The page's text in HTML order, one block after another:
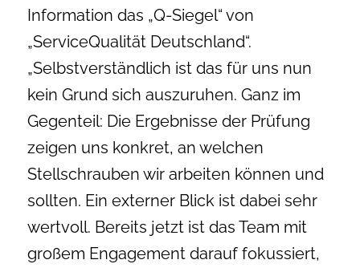
Information das „Q-Siegel“ von
„ServiceQualität Deutschland“.
„Selbstverständlich ist das für uns nun
kein Grund sich auszuruhen. Ganz im
Gegenteil: Die Ergebnisse der Prüfung
zeigen uns konkret, an welchen
Stellschrauben wir arbeiten können und
sollten. Ein externer Blick ist dabei sehr
wertvoll. Bereits jetzt ist das Team mit
großem Engagement darauf fokussiert,